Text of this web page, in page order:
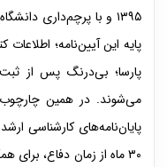
۱۳۹۵ و با پرچم‌داری
پارسا؛ بی‌درنگ پس از
می‌شوند. در همین چارچوب
۳۰ ماه از زمان دفاع،